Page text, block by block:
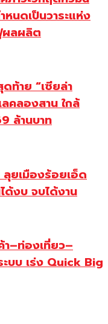
นดเป็นวาระแห่ง
ผลผลิต
ท้าย “เซียล่า
คลองสาน ใกล้
ล้านบาท
ยเมืองร้อยเอ็ด
ด้งบ จบได้งาน
–ท่องเที่ยว–
บบ เร่ง Quick Big